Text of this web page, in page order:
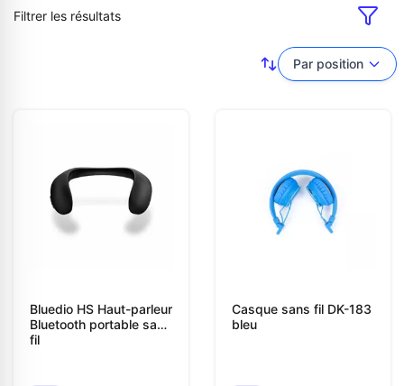
Filtrer les résultats
Par position
Bluedio HS Haut-parleur
Bluetooth portable sans
fil
Casque sans fil DK-183
bleu